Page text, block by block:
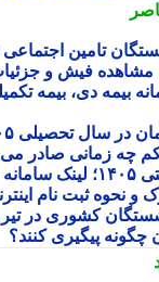
فیش و جزئیات
سامانه بیمه دی، بیمه
زمانی صادر می
ثبت نام لاستیک دولتی ۱۴۰۵؛
ثبت نام اینترنتی
پیگیری کنند؟